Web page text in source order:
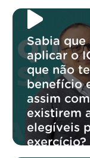
Sabia que
aplicar o
que não
benefício
assim
existirem
elegíveis
exercício?